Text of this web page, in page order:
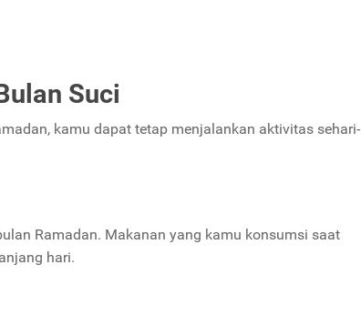
Suci
kamu dapat tetap menjalankan aktivitas sehari-
Ramadan. Makanan yang kamu konsumsi saat
hari.